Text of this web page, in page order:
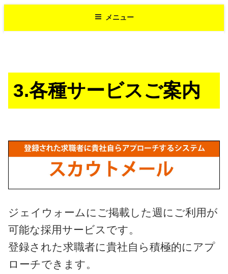
へ
ッ
メニュー
3.各種サービスご案内
ジェイウォームにご掲載した週にご利用が
可能な採用サービスです。
登録された求職者に貴社自ら積極的にアプ
ローチできます。